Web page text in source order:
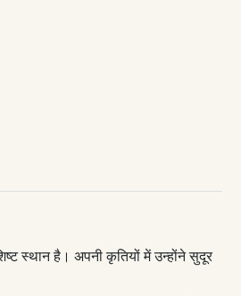
स्थान है। अपनी कृतियों में उन्होंने सुदूर